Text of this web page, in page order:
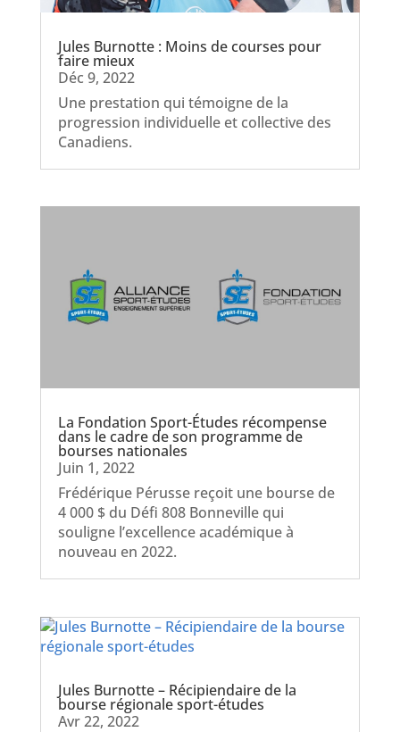
Jules Burnotte : Moins de courses pour
faire mieux
Déc 9, 2022
Une prestation qui témoigne de la
progression individuelle et collective des
Canadiens.
La Fondation Sport-Études récompense
dans le cadre de son programme de
bourses nationales
Juin 1, 2022
Frédérique Pérusse reçoit une bourse de
4 000 $ du Défi 808 Bonneville qui
souligne l’excellence académique à
nouveau en 2022.
Jules Burnotte – Récipiendaire de la
bourse régionale sport-études
Avr 22, 2022